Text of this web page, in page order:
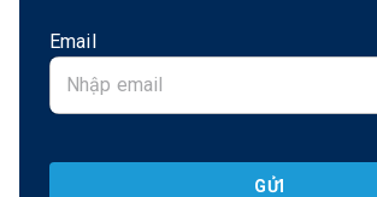
Email
GỬI